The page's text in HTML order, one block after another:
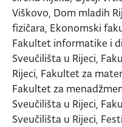
Viškovo, Dom mladih
fizičara, Ekonomski
Fakultet informatike i
Sveučilišta u Rijeci,
Rijeci, Fakultet za
Fakultet za
Sveučilišta u Rijeci,
Sveučilišta u Rijeci,